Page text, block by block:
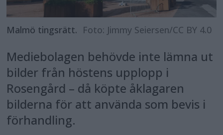
Malmö tingsrätt. Foto: Jimmy Seiersen/CC BY 4.0
Mediebolagen behövde inte lämna ut
bilder från höstens upplopp i
Rosengård – då köpte åklagaren
bilderna för att använda som bevis i
förhandling.